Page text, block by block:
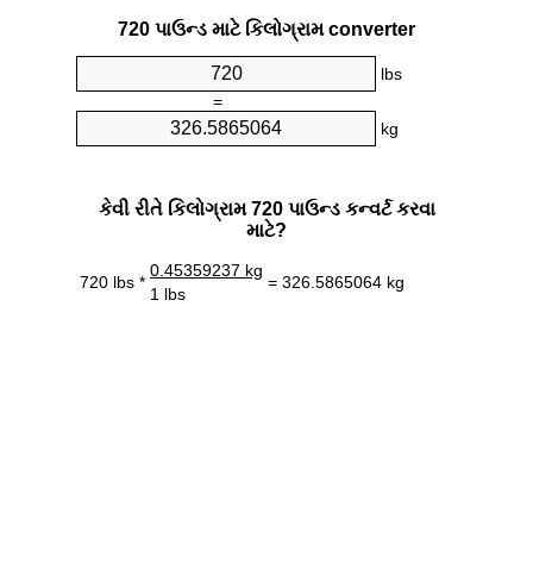
720 પાઉન્ડ માટે કિલોગ્રામ converter
lbs
=
kg
કેવી રીતે કિલોગ્રામ 720 પાઉન્ડ કન્વર્ટ કરવા
માટે?
720 lbs *
0.45359237 kg
= 326.5865064 kg
1 lbs